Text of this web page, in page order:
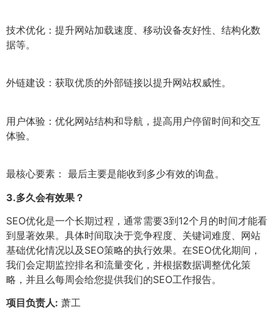
技术优化：提升网站加载速度、移动设备友好性、结构化数
据等。
外链建设：获取优质的外部链接以提升网站权威性。
用户体验：优化网站结构和导航，提高用户停留时间和交互
体验。
最核心要素： 最后主要是能收到多少有效的询盘。
3.多久会有效果？
SEO优化是一个长期过程，通常需要3到12个月的时间才能看
到显著效果。具体时间取决于竞争程度、关键词难度、网站
基础优化情况以及SEO策略的执行效果。在SEO优化期间，
我们会定期监控排名和流量变化，并根据数据调整优化策
略，并且么每周会给您提供我们的SEO工作报告。
项目负责人: 萧工